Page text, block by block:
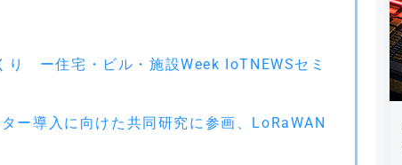
り ー住宅・ビル・施設Week IoTNEWSセミ
ー導入に向けた共同研究に参画、LoRaWAN